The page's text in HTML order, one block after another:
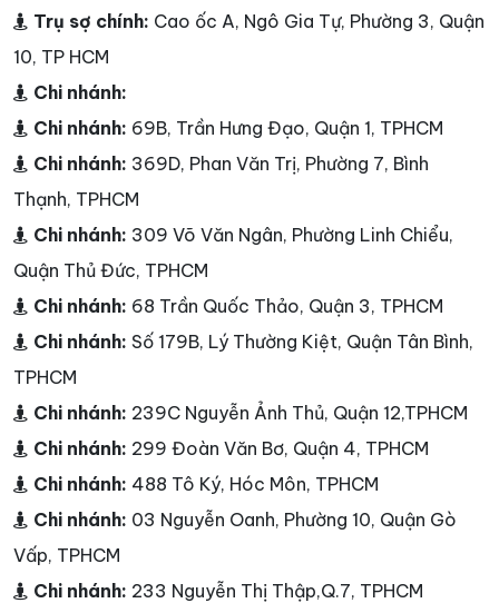
Trụ sợ chính: Cao ốc A, Ngô Gia Tự, Phường 3, Quận
10, TP HCM
Chi nhánh:
Chi nhánh: 69B, Trần Hưng Đạo, Quận 1, TPHCM
Chi nhánh: 369D, Phan Văn Trị, Phường 7, Bình
Thạnh, TPHCM
Chi nhánh: 309 Võ Văn Ngân, Phường Linh Chiểu,
Quận Thủ Đức, TPHCM
Chi nhánh: 68 Trần Quốc Thảo, Quận 3, TPHCM
Chi nhánh: Số 179B, Lý Thường Kiệt, Quận Tân Bình,
TPHCM
Chi nhánh: 239C Nguyễn Ảnh Thủ, Quận 12,TPHCM
Chi nhánh: 299 Đoàn Văn Bơ, Quận 4, TPHCM
Chi nhánh: 488 Tô Ký, Hóc Môn, TPHCM
Chi nhánh: 03 Nguyễn Oanh, Phường 10, Quận Gò
Vấp, TPHCM
Chi nhánh: 233 Nguyễn Thị Thập,Q.7, TPHCM